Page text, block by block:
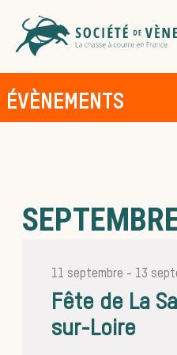
Les
Les
ÉVÈNEMENTS
Fête de La
sur-Loire
11 septembre - 13